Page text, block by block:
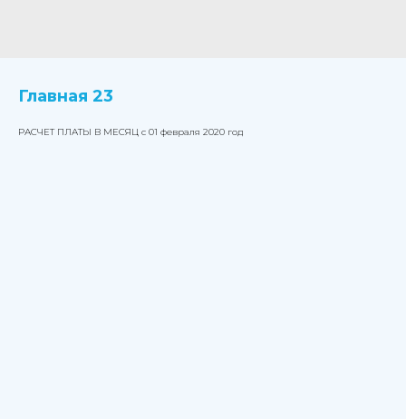
Главная 23
РАСЧЕТ ПЛАТЫ В МЕСЯЦ с 01 февраля 2020 год